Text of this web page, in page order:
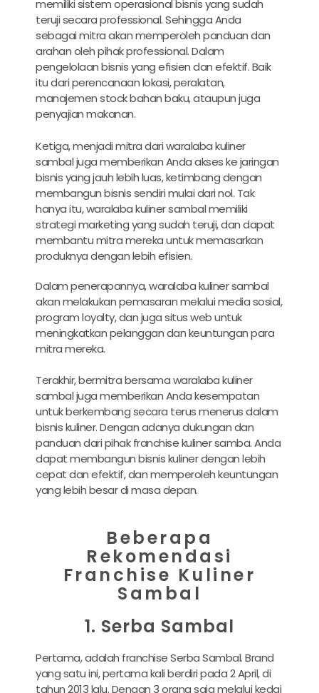
memiliki sistem operasional bisnis yang sudah
teruji secara professional. Sehingga Anda
sebagai mitra akan memperoleh panduan dan
arahan oleh pihak professional. Dalam
pengelolaan bisnis yang efisien dan efektif. Baik
itu dari perencanaan lokasi, peralatan,
manajemen stock bahan baku, ataupun juga
penyajian makanan.
Ketiga, menjadi mitra dari waralaba kuliner
sambal juga memberikan Anda akses ke jaringan
bisnis yang jauh lebih luas, ketimbang dengan
membangun bisnis sendiri mulai dari nol. Tak
hanya itu, waralaba kuliner sambal memiliki
strategi marketing yang sudah teruji, dan dapat
membantu mitra mereka untuk memasarkan
produknya dengan lebih efisien.
Dalam penerapannya, waralaba kuliner sambal
akan melakukan pemasaran melalui media sosial,
program loyalty, dan juga situs web untuk
meningkatkan pelanggan dan keuntungan para
mitra mereka.
Terakhir, bermitra bersama waralaba kuliner
sambal juga memberikan Anda kesempatan
untuk berkembang secara terus menerus dalam
bisnis kuliner. Dengan adanya dukungan dan
panduan dari pihak franchise kuliner samba. Anda
dapat membangun bisnis kuliner dengan lebih
cepat dan efektif, dan memperoleh keuntungan
yang lebih besar di masa depan.
Beberapa
Rekomendasi
Franchise Kuliner
Sambal
1. Serba Sambal
Pertama, adalah franchise Serba Sambal. Brand
yang satu ini, pertama kali berdiri pada 2 April, di
tahun 2013 lalu. Dengan 3 orang saja melalui kedai